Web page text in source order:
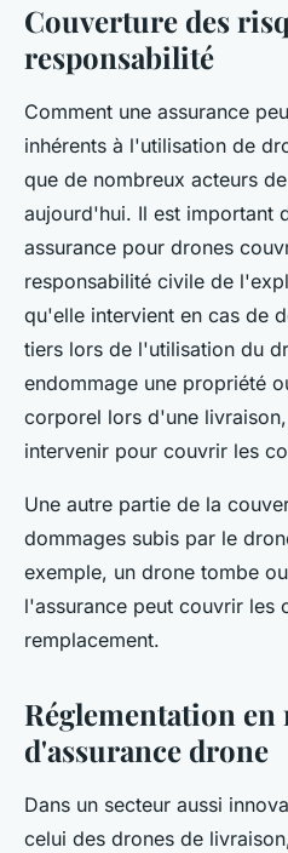
Couverture des
responsabilité
Comment une assurance
inhérents à l'utilisation de
que de nombreux acteurs
aujourd'hui. Il est important
assurance pour drones
responsabilité civile de
qu'elle intervient en cas de
tiers lors de l'utilisation du
endommage une propriété
corporel lors d'une
intervenir pour couvrir les
Une autre partie de la
dommages subis par le
exemple, un drone tombe
l'assurance peut couvrir les
remplacement.
Réglementation en
d'assurance drone
Dans un secteur aussi
celui des drones de